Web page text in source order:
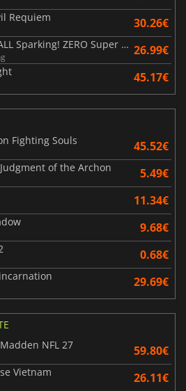
Requiem 30.26€
DRAGON BALL Sparking! ZERO Super Limit Breaking NEO 26.99€
45.17€
Fighting Souls
45.52€
of the Archon 5.49€
11.34€
9.68€
0.68€
29.69€
Madden NFL 27
59.80€
Vietnam 26.11€